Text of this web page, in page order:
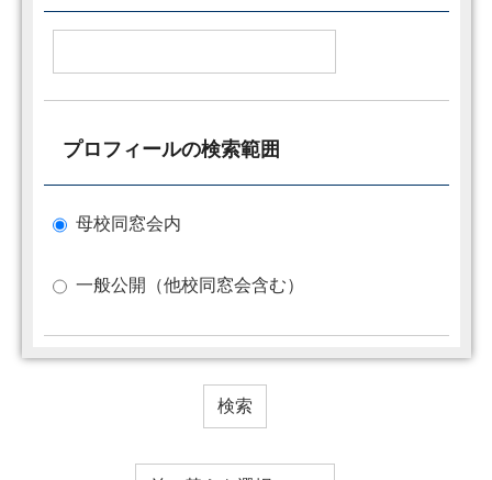
プロフィールの検索範囲
母校同窓会内
一般公開（他校同窓会含む）